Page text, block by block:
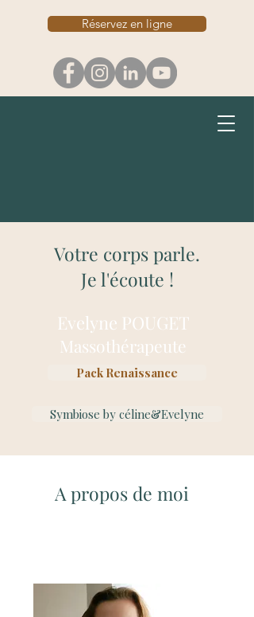
Réservez en ligne
Evelyne POUGET
Massothérapeute
Votre corps parle.
Je l'écoute !
Pack Renaissance
Symbiose by céline&Evelyne
A propos de moi